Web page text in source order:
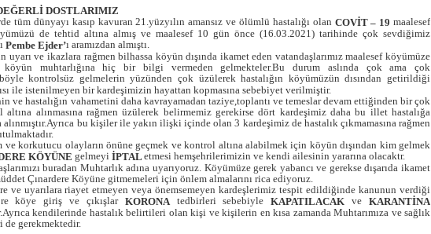
DOSTLARIMIZ
kasıp kavuran 21.yüzyılın amansız ve ölümlü hastalığı olan COVİT – 19 maalesef
de tehtid altına almış ve maalesef 10 gün önce (16.03.2021) tarihinde çok sevdiğimiz
Pembe Ejder’ı aramızdan almıştı.
rağmen bilhassa köyün dışında ikamet eden vatandaşlarımız maalesef köyümüze
muhtarlığına hiç bir bilgi vermeden gelmekteler.Bu durum aslında çok ama çok
kontrolsüz gelmelerin yüzünden çok üzülerek hastalığın köyümüzün dısından getirildiği
ile istenilmeyen bir kardeşimizin hayattan kopmasına sebebiyet verilmiştir.
vahametini daha kavrayamadan taziye,toplantı ve temeslar devam ettiğinden bir çok
alınmasına rağmen üzülerek belirmemiz gerekirse dört kardeşimiz daha bu illet hastalığa
bu kişiler ile yakın ilişki içinde olan 3 kardeşimiz de hastalık çıkmamasına rağmen
olayların önüne geçmek ve kontrol altına alabilmek için köyün dışından kim gelmek
KÖYÜNE gelmeyi İPTAL etmesi hemşehrilerimizin ve kendi ailesinin yararına olacaktr.
Muhtarlık adına uyarıyoruz. Köyümüze gerek yabancı ve gerekse dışarıda ikamet
Çınardere Köyüne gitmemeleri için önlem almalarını rica ediyoruz.
riayet etmeyen veya önemsemeyen kardeşlerimiz tespit edildiğinde kanunun verdiği
köye giriş ve çıkışlar KORONA tedbirleri sebebiyleKAPATILACAK veKARANTİNA
kendilerinde hastalık belirtileri olan kişi ve kişilerin en kısa zamanda Muhtarımıza ve sağlık
de gerekmektedir.